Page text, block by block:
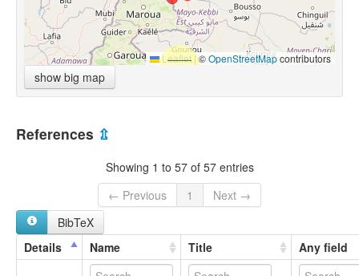
Leaflet |©OpenStreetMapcontributors
show big map
References ⇫
Showing 1 to 57 of 57 entries
← Previous
1
Next →
BibTeX
Details
Name Title Any field